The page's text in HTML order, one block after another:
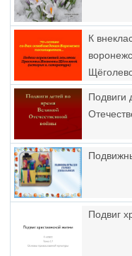
К
Подвиги
Подвиг